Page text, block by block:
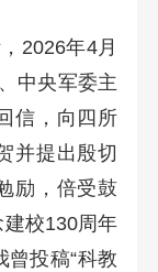
2026年4月
中央军委主
信，向四所
并提出殷切
励，倍受鼓
校130周年
投稿“科教